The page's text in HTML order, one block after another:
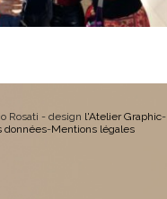
Rosati - design l'Atelier Graphic-
données-Mentions légales